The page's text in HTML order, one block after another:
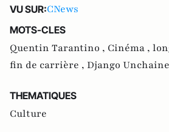
VU SUR:CNews
MOTS-CLES
Quentin Tarantino , Cinéma ,
fin de carrière , Django
THEMATIQUES
Culture